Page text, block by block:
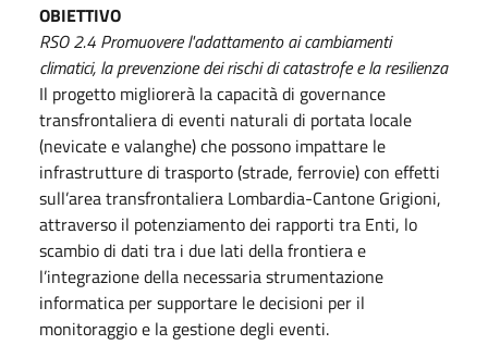
OBIETTIVO
RSO 2.4 Promuovere l'adattamento ai cambiamenti
climatici, la prevenzione dei rischi di catastrofe e la resilienza
Il progetto migliorerà la capacità di governance
transfrontaliera di eventi naturali di portata locale
(nevicate e valanghe) che possono impattare le
infrastrutture di trasporto (strade, ferrovie) con effetti
sull’area transfrontaliera Lombardia-Cantone Grigioni,
attraverso il potenziamento dei rapporti tra Enti, lo
scambio di dati tra i due lati della frontiera e
l’integrazione della necessaria strumentazione
informatica per supportare le decisioni per il
monitoraggio e la gestione degli eventi.